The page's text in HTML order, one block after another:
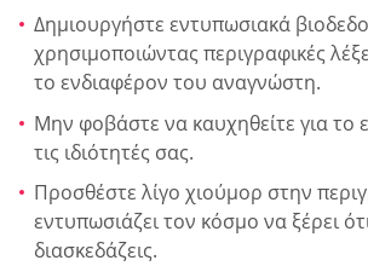
Δημιουργήστε εντυπωσιακά
χρησιμοποιώντας περιγραφικές
το ενδιαφέρον του αναγνώστη.
Μην φοβάστε να καυχηθείτε για το
τις ιδιότητές σας.
Προσθέστε λίγο χιούμορ στην
εντυπωσιάζει τον κόσμο να ξέρει
διασκεδάζεις.